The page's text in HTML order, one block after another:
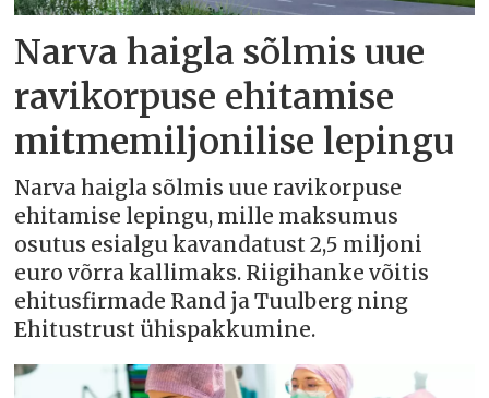
Narva haigla sõlmis uue
ravikorpuse ehitamise
mitmemiljonilise lepingu
Narva haigla sõlmis uue ravikorpuse
ehitamise lepingu, mille maksumus
osutus esialgu kavandatust 2,5 miljoni
euro võrra kallimaks. Riigihanke võitis
ehitusfirmade Rand ja Tuulberg ning
Ehitustrust ühispakkumine.